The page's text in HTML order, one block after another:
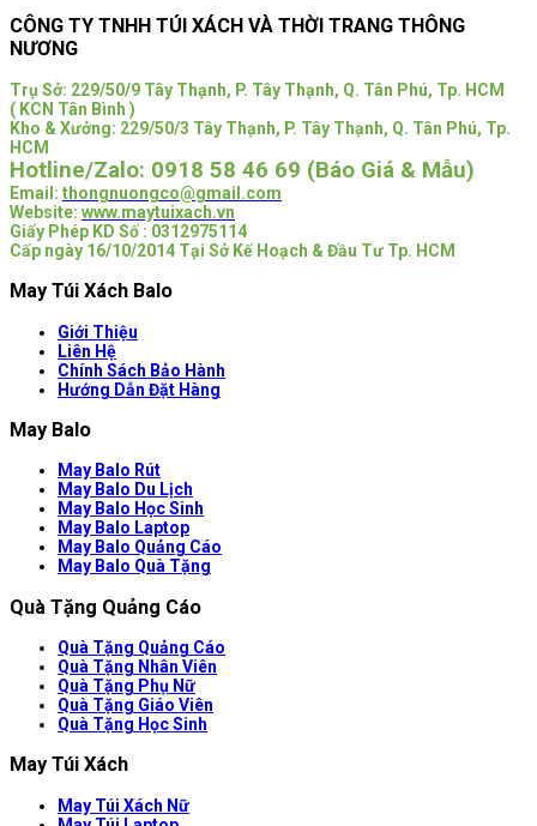
CÔNG TY TNHH TÚI XÁCH VÀ THỜI TRANG THÔNG
NƯƠNG
Trụ Sở: 229/50/9 Tây Thạnh, P. Tây Thạnh, Q. Tân Phú, Tp. HCM
( KCN Tân Bình )
Kho & Xưởng: 229/50/3 Tây Thạnh, P. Tây Thạnh, Q. Tân Phú, Tp.
HCM
Hotline/Zalo: 0918 58 46 69 (Báo Giá & Mẫu)
Email: thongnuongco@gmail.com
Website: www.maytuixach.vn
Giấy Phép KD Số : 0312975114
Cấp ngày 16/10/2014 Tại Sở Kế Hoạch & Đầu Tư Tp. HCM
May Túi Xách Balo
Giới Thiệu
Liên Hệ
Chính Sách Bảo Hành
Hướng Dẫn Đặt Hàng
May Balo
May Balo Rút
May Balo Du Lịch
May Balo Học Sinh
May Balo Laptop
May Balo Quảng Cáo
May Balo Quà Tặng
Quà Tặng Quảng Cáo
Quà Tặng Quảng Cáo
Quà Tặng Nhân Viên
Quà Tặng Phụ Nữ
Quà Tặng Giáo Viên
Quà Tặng Học Sinh
May Túi Xách
May Túi Xách Nữ